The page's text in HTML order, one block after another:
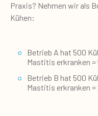
Praxis? Nehmen wir als
Kühen:
Betrieb A hat 500
Mastitis erkranken
Betrieb B hat 500
Mastitis erkranken